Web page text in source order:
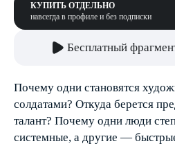
КУПИТЬ ОТДЕЛЬНО
навсегда в профиле и без подписки
Бесплатный
Почему одни становятся
солдатами? Откуда берется
талант? Почему одни люди
системные, а другие —